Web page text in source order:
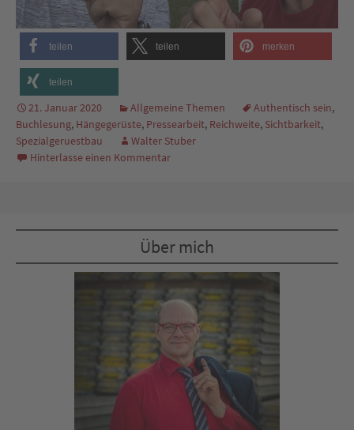
teilen teilen merken
teilen
21. Januar 2020 Allgemeine Themen Authentisch sein,
Buchlesung, Hängegerüste, Pressearbeit, Reichweite, Sichtbarkeit,
Spezialgeruestbau
Walter Stuber
Hinterlasse einen Kommentar
Über mich